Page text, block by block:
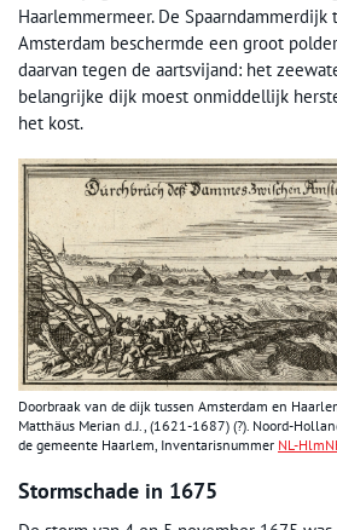
Haarlemmermeer. De Spaarndammerdijk
Amsterdam beschermde een groot
daarvan tegen de aartsvijand: het
belangrijke dijk moest onmiddellijk
het kost.
Doorbraak van de dijk tussen Amsterdam en
Matthäus Merian d.J., (1621-1687) (?). Noord-
de gemeente Haarlem, Inventarisnummer NL-
Stormschade in 1675